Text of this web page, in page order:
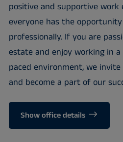
positive and supportive
everyone has the
professionally. If you are
estate and enjoy working in
paced environment, we
and become a part of our
Show office details